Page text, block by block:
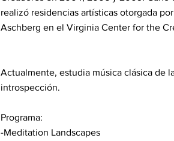
realizó residencias artísticas otorgada
Aschberg en el Virginia Center for the
Actualmente, estudia música clásica de
introspección.
Programa:
-Meditation Landscapes